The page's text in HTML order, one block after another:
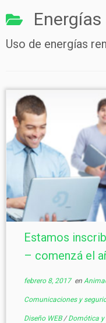
contenido
Uso de energías
Estamos
– comenzá el
febrero 8, 2017en
Comunicaciones y
Diseño WEB/Domótica